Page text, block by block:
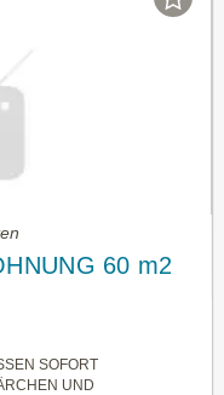
60 m2
SOFORT
UND